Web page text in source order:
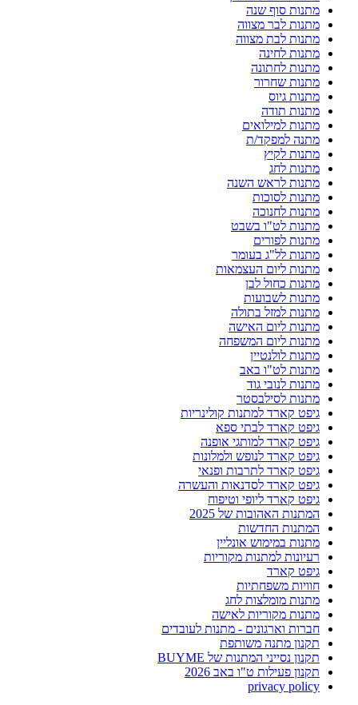
מתנות סוף שנה
מתנות לבר מצווה
מתנות לבת מצווה
מתנות לחינה
מתנות לחתונה
מתנות שחרור
מתנות גיוס
מתנות תודה
מתנות למילואים
מתנה למפקד/ת
מתנות לקיץ
מתנות לחג
מתנות לראש השנה
מתנות לסוכות
מתנות לחנוכה
מתנות לט"ו בשבט
מתנות לפורים
מתנות לל"ג בעומר
מתנות ליום העצמאות
מתנות כחול לבן
מתנות לשבועות
מתנות למזל בתולה
מתנות ליום האישה
מתנות ליום המשפחה
מתנות לולנטיין
מתנות לט"ו באב
מתנות לנובי גוד
מתנות לסילבסטר
גיפט קארד למתנות קולינריות
גיפט קארד לבתי ספא
גיפט קארד למותגי אופנה
גיפט קארד לנופש ולמלונות
גיפט קארד לתרבות ופנאי
גיפט קארד לסדנאות והעשרה
גיפט קארד ליופי וטיפוח
המתנות האהובות של 2025
המתנות החדשות
מתנות במימוש אונליין
רעיונות למתנות מקוריות
גיפט קארד
חוויות משפחתיות
מתנות מומלצות לחג
מתנות מקוריות לאישה
חברות וארגונים - מתנות לעובדים
תקנון מתנה משותפת
תקנון נסייני המתנות של BUYME
תקנון פעילות ט"ו באב 2026
privacy policy